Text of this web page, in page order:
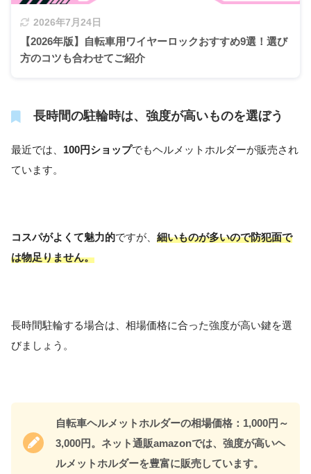
2026年7月24日
【2026年版】自転車用ワイヤーロックおすすめ9選！選び
方のコツも合わせてご紹介
長時間の駐輪時は、強度が高いものを選ぼう
最近では、 100円ショップでもヘルメットホルダーが販売され
ています。
コスパがよくて魅力的ですが、 細いものが多いので防犯面で
は物足りません。
長時間駐輪する場合は、相場価格に合った強度が高い鍵を選
びましょう。
自転車ヘルメットホルダーの相場価格：1,000円～
3,000円。ネット通販amazonでは、強度が高いヘ
ルメットホルダーを豊富に販売しています。